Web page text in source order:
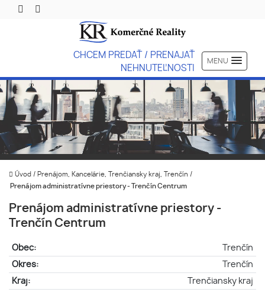
CHCEM PREDAŤ / PRENAJAŤ
NEHNUTEĽNOSTI
MENU
Úvod / Prenájom, Kancelárie, Trenčiansky kraj, Trenčín /
Prenájom administratívne priestory - Trenčín Centrum
Prenájom administratívne priestory -
Trenčín Centrum
Obec:
Trenčín
Okres:
Trenčín
Kraj:
Trenčiansky kraj